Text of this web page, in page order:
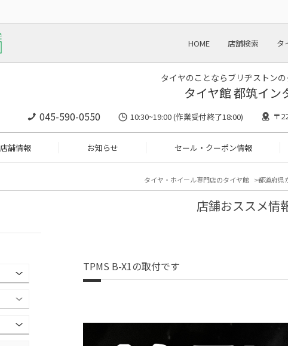
HOME 店舗検索 タ
タイヤのことならブリヂストン
タイヤ館 都筑イン
045-590-0550 10:30~19:00 (作業受付終了18:00) 〒
店舗情報 お知らせ セール・クーポン情報
タイヤ・ホイール専門店のタイヤ館 都道府県
店舗おススメ情
TPMS B-X1の取付です